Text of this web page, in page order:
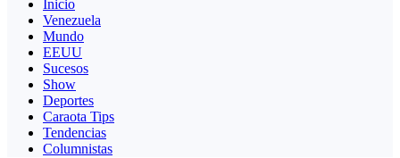
Inicio
Venezuela
Mundo
EEUU
Sucesos
Show
Deportes
Caraota Tips
Tendencias
Columnistas